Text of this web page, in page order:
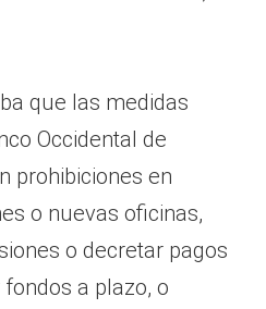
que las medidas
Occidental de
prohibiciones en
o nuevas oficinas,
o decretar pagos
a plazo, o